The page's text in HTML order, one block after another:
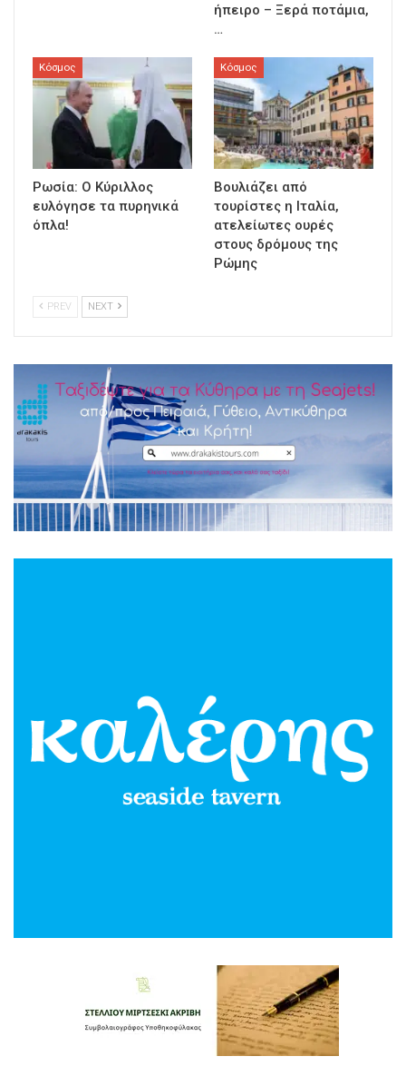
ήπειρο – Ξερά ποτάμια,
…
Κόσμος
Ρωσία: Ο Κύριλλος
ευλόγησε τα πυρηνικά
όπλα!
Κόσμος
Βουλιάζει από
τουρίστες η Ιταλία,
ατελείωτες ουρές
στους δρόμους της
Ρώμης
PREV NEXT